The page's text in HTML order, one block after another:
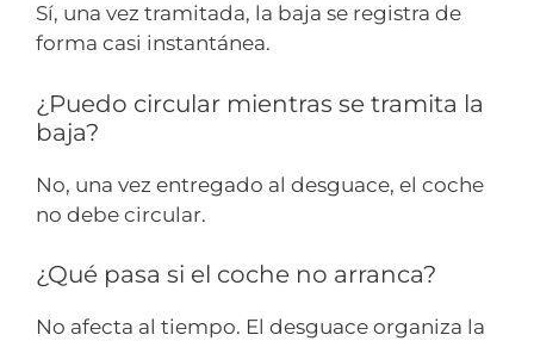
Sí, una vez tramitada, la baja se registra de
forma casi instantánea.
¿Puedo circular mientras se tramita la
baja?
No, una vez entregado al desguace, el coche
no debe circular.
¿Qué pasa si el coche no arranca?
No afecta al tiempo. El desguace organiza la